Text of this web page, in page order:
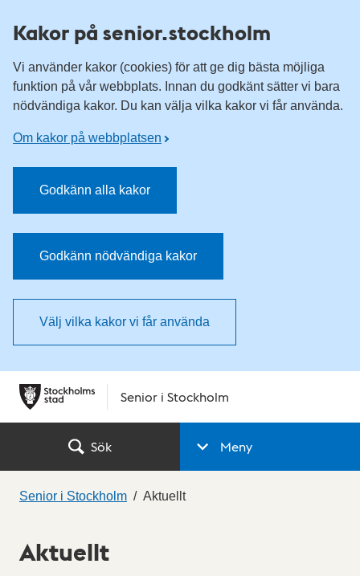
Kakor på senior.stockholm
Vi använder kakor (cookies) för att ge dig bästa möjliga
funktion på vår webbplats. Innan du godkänt sätter vi bara
nödvändiga kakor. Du kan välja vilka kakor vi får använda.
Om kakor på webbplatsen
Godkänn alla kakor
Godkänn nödvändiga kakor
Välj vilka kakor vi får använda
Senior i Stockholm
Sök Meny
Senior i Stockholm Aktuellt
Aktuellt